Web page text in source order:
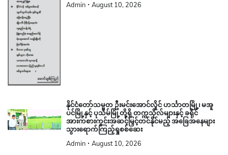
Admin August 10, 2026
နိုင်ငံတော်သမ္မတ ဦးမင်းအောင်လှိုင် ဟင်္သာတမြို့၊ မအူ
ပင်မြို့နှင့် ပုသိမ်မြို့တို့ရှိ တက္ကသိုလ်များနှင့် ခရိုင်
အားကစားကွင်းအဆင့်မြှင့်တင်နိုင်မည့် အခြေအနေများ
သွားရောက်ကြည့်ရှုစစ်ဆေး
Admin August 10, 2026